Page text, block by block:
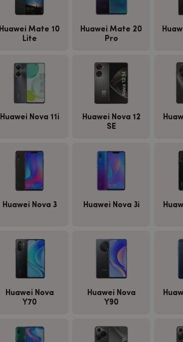
Huawei Mate 10
Lite
Huawei Mate 20
Pro
Huawei Nova 11i
Huawei Nova 12
SE
Huawei Nova 3 Huawei Nova 3i
Huawei Nova
Y70
Huawei Nova
Y90